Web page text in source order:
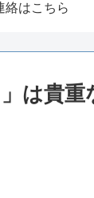
絡はこちら
は貴重